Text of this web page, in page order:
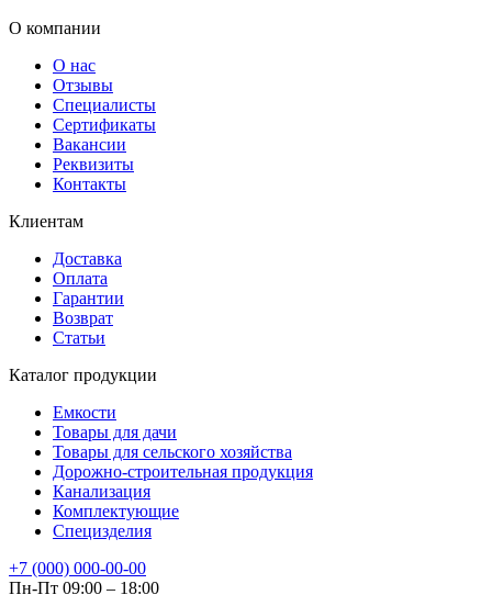
О компании
О нас
Отзывы
Специалисты
Сертификаты
Вакансии
Реквизиты
Контакты
Клиентам
Доставка
Оплата
Гарантии
Возврат
Статьи
Каталог продукции
Емкости
Товары для дачи
Товары для сельского хозяйства
Дорожно-строительная продукция
Канализация
Комплектующие
Специзделия
+7 (000) 000-00-00
Пн-Пт 09:00 – 18:00